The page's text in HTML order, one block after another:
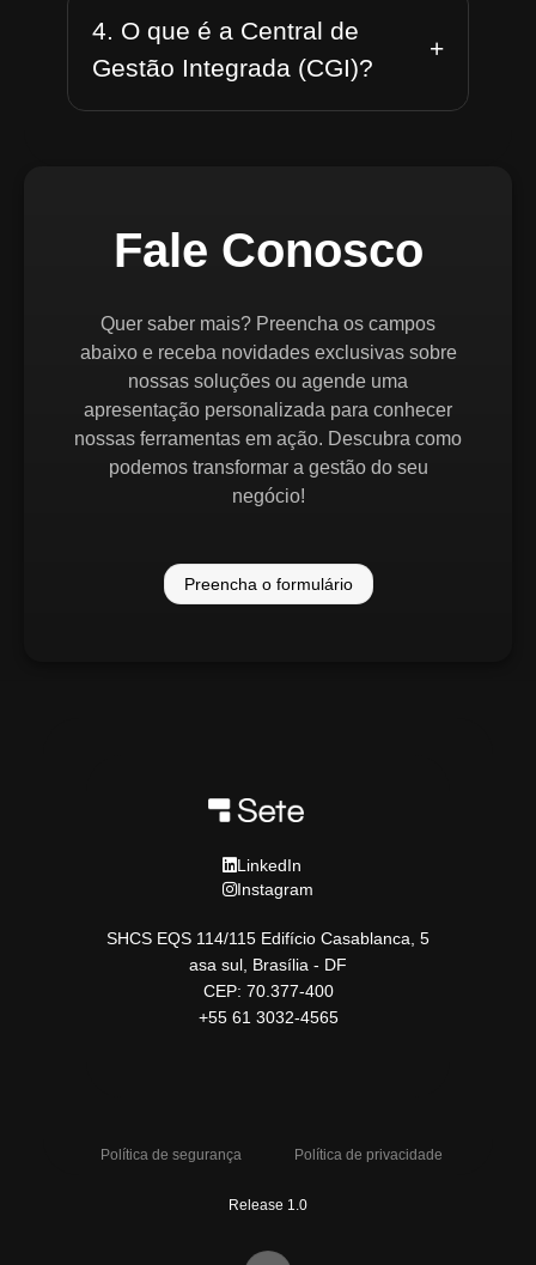
4. O que é a Central de
Gestão Integrada (CGI)?
+
Fale Conosco
Quer saber mais? Preencha os campos
abaixo e receba novidades exclusivas sobre
nossas soluções ou agende uma
apresentação personalizada para conhecer
nossas ferramentas em ação. Descubra como
podemos transformar a gestão do seu
negócio!
Preencha o formulário
LinkedIn
Instagram
SHCS EQS 114/115 Edifício Casablanca, 5
asa sul, Brasília - DF
CEP: 70.377-400
+55 61 3032-4565
Política de segurança Política de privacidade
Release 1.0